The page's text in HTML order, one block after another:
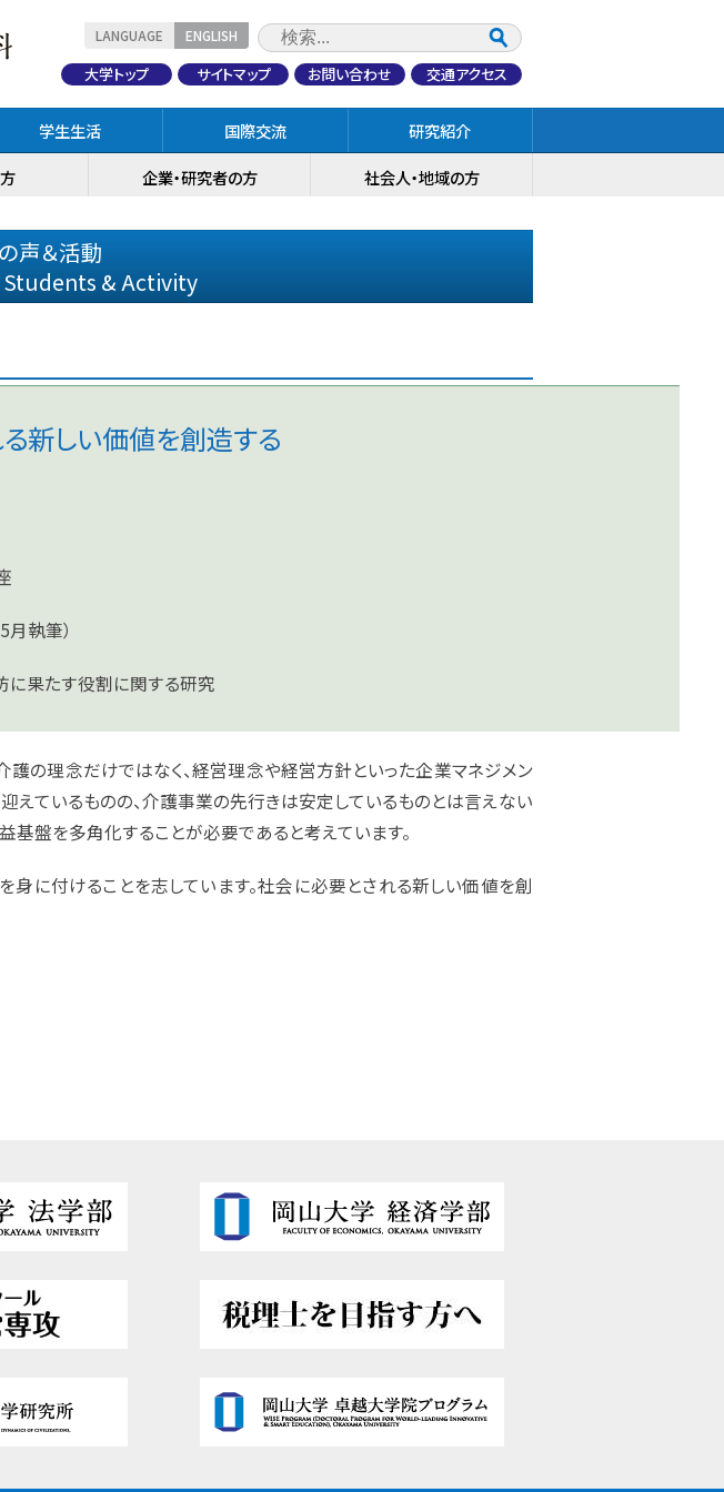
LANGUAGE ENGLISH
大学トップ サイトマップ お問い合わせ 交通アクセス
学生生活 国際交流
研究紹介
企業・研究者の方 社会人・地域の方
声＆活動
Students & Activity
新しい価値を創造する
執筆）
果たす役割に関する研究
護の理念だけではなく、経営理念や経営方針といった企業マネジメン
えているものの、介護事業の先行きは安定しているものとは言えない
基盤を多角化することが必要であると考えています。
に付けることを志しています。社会に必要とされる新しい価値を創